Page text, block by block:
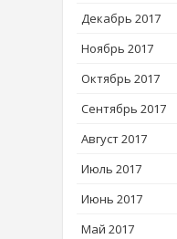
Декабрь 2017
Ноябрь 2017
Октябрь 2017
Сентябрь 2017
Август 2017
Июль 2017
Июнь 2017
Май 2017